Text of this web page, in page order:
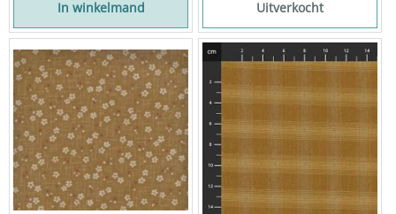
In winkelmand Uitverkocht